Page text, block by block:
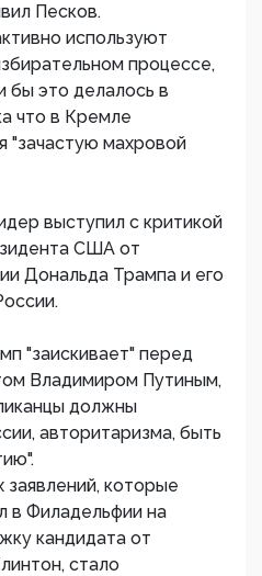
Песков.
используют
процессе,
бы это делалось в
что в Кремле
"зачастую махровой
выступил с критикой
США от
Дональда Трампа и его
"заискивает" перед
Владимиром Путиным,
должны
авторитаризма, быть
которые
в Филадельфии на
кандидата от
стало